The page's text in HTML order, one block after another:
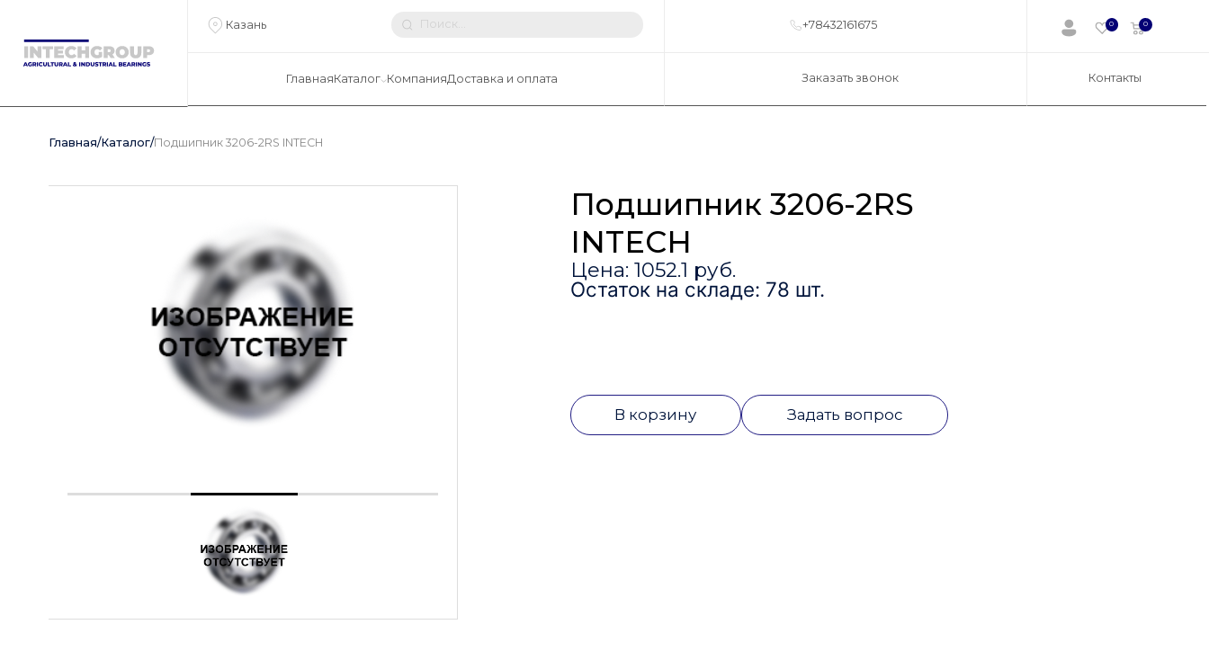
Казань +78432161675 0 0
ГлавнаяКаталог КомпанияДоставка и оплата Заказать звонок Контакты
Главная/Каталог/Подшипник 3206-2RS INTECH
Подшипник 3206-2RS
INTECH
Цена: 1052.1 руб.
Остаток на складе: 78 шт.
В корзину Задать вопрос